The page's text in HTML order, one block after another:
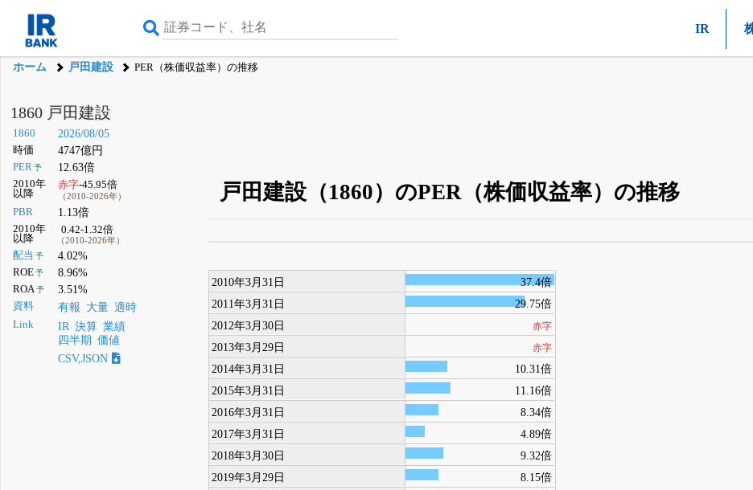
IR
ホーム 戸田建設 PER（株価収益率）の推移
1860 戸田建設
1860 2026/08/05
時価 4747億円
PER予 12.63倍
2010年
以降
赤字-45.95倍
（2010-2026年）
PBR 1.13倍
2010年
以降
0.42-1.32倍
（2010-2026年）
配当 予 4.02%
ROE予 8.96%
ROA 予 3.51%
資料 有報 大量 適時
Link IR 決算 業績
四半期 価値
CSV,JSON
戸田建設（1860）のPER（株価収益率）の推移
無料でβ版をはじめる
登録すると永久30%OFFと米株版の先行利用も付きます
2010年3月31日
37.4倍
2011年3月31日
29.75倍
2012年3月30日
赤字
2013年3月29日 赤字
2014年3月31日
10.31倍
2015年3月31日
11.16倍
2016年3月31日
8.34倍
2017年3月31日
4.89倍
2018年3月30日
9.32倍
2019年3月29日
8.15倍